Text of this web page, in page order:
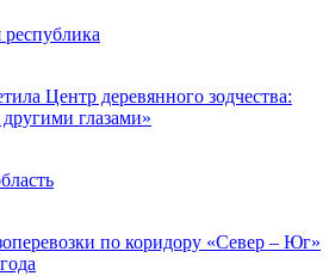
республика
Центр деревянного зодчества:
глазами»
по коридору «Север – Юг»